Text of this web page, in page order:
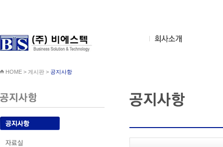
HOME > 게시판 > 공지사항